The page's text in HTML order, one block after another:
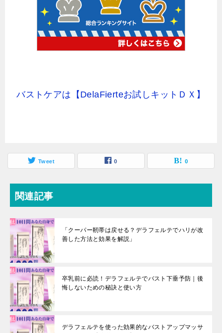
バストケアは【DelaFierteお試しキットＤＸ】
Tweet 0 0
関連記事
「クーパー靭帯は戻せる？デラフェルテでハリが改
善した方法と効果を解説」
卒乳前に必読！デラフェルテでバスト下垂予防｜後
悔しないための秘訣と使い方
デラフェルテを使った効果的なバストアップマッサ